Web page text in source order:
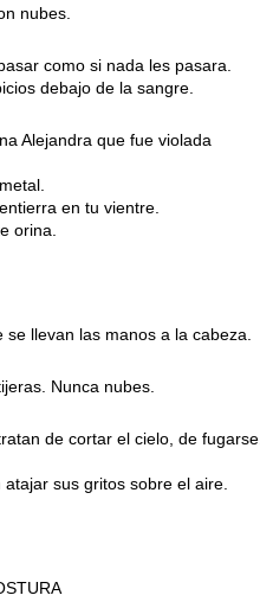
nubes.
como si nada les pasara.
debajo de la sangre.
Alejandra que fue violada
en tu vientre.
orina.
se llevan las manos a la cabeza.
Nunca nubes.
de cortar el cielo, de fugarse.
sus gritos sobre el aire.